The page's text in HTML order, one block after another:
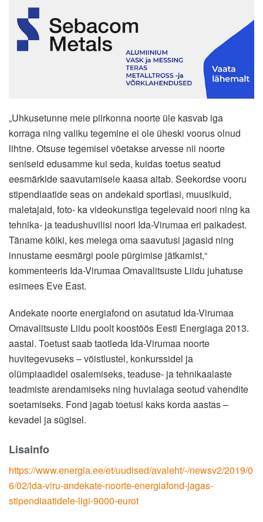
„Uhkusetunne meie piirkonna noorte üle kasvab iga
korraga ning valiku tegemine ei ole üheski voorus olnud
lihtne. Otsuse tegemisel võetakse arvesse nii noorte
seniseid edusamme kui seda, kuidas toetus seatud
eesmärkide saavutamisele kaasa aitab. Seekordse vooru
stipendiaatide seas on andekaid sportlasi, muusikuid,
maletajaid, foto- ka videokunstiga tegelevaid noori ning ka
tehnika- ja teadushuvilisi noori Ida-Virumaa eri paikadest.
Täname kõiki, kes meiega oma saavutusi jagasid ning
innustame eesmärgi poole pürgimise jätkamist,“
kommenteeris Ida-Virumaa Omavalitsuste Liidu juhatuse
esimees Eve East.
Andekate noorte energiafond on asutatud Ida-Virumaa
Omavalitsuste Liidu poolt koostöös Eesti Energiaga 2013.
aastal. Toetust saab taotleda Ida-Virumaa noorte
huvitegevuseks – võistlustel, konkurssidel ja
olümpiaadidel osalemiseks, teaduse- ja tehnikaalaste
teadmiste arendamiseks ning huvialaga seotud vahendite
soetamiseks. Fond jagab toetusi kaks korda aastas –
kevadel ja sügisel.
Lisainfo
https://www.energia.ee/et/uudised/avaleht/-/newsv2/2019/0
6/02/ida-viru-andekate-noorte-energiafond-jagas-
stipendiaatidele-ligi-9000-eurot